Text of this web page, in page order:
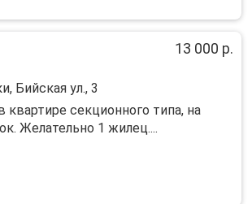
13 000 р.
Бийская ул., 3
секционного типа, на
Желательно 1 жилец....